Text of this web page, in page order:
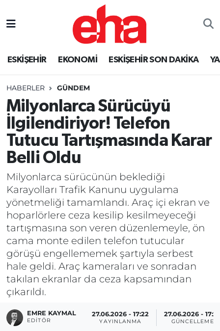
ESKİŞEHİR EKONOMİ ESKİŞEHİR SON DAKİKA
HABERLER GÜNDEM
Milyonlarca Sürücüyü
İlgilendiriyor! Telefon
Tutucu Tartışmasında Karar
Belli Oldu
Milyonlarca sürücünün beklediği
Karayolları Trafik Kanunu uygulama
yönetmeliği tamamlandı. Araç içi ekran ve
hoparlörlere ceza kesilip kesilmeyeceği
tartışmasına son veren düzenlemeyle, ön
cama monte edilen telefon tutucular
görüşü engellememek şartıyla serbest
hale geldi. Araç kameraları ve sonradan
takılan ekranlar da ceza kapsamından
çıkarıldı.
EMRE KAYMAL
EDITÖR
27.06.2026 - 17:22
YAYINLANMA
27.06.2026 -
GÜNCELLEME